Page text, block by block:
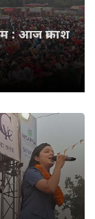
: आज प्रकाश